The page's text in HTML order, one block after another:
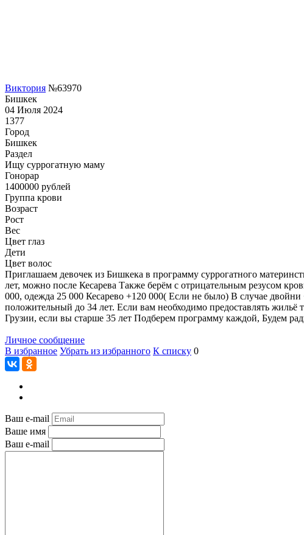
Виктория №63970
Бишкек
04 Июля 2024
1377
Город
Бишкек
Раздел
Ищу суррогатную маму
Гонoрар
1400000 рублей
Группа крови
Возраст
Рост
Вес
Цвет глаз
Дети
Цвет волос
Приглашаем девочек из Бишкека в программу суррогатного
лет, можно после Кесарева Также берём с отрицательным резусом
000, одежда 25 000 Кесарево +120 000( Если не было) В случае
положительный до 34 лет. Если вам необходимо предоставлять
Грузии, если вы старше 35 лет Подберем программу каждой, Будем
Личное сообщение
В избранное Убрать из избранного К списку 0
Ваш e-mail
Ваше имя
Ваш e-mail